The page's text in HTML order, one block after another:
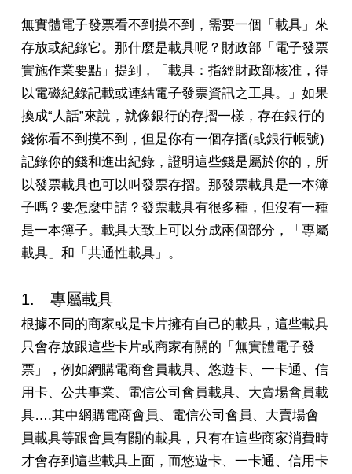
無實體電子發票看不到摸不到，需要一個「載具」來
存放或紀錄它。那什麼是載具呢？財政部「電子發票
實施作業要點」提到，「載具：指經財政部核准，得
以電磁紀錄記載或連結電子發票資訊之工具。」如果
換成“人話”來說，就像銀行的存摺一樣，存在銀行的
錢你看不到摸不到，但是你有一個存摺(或銀行帳號)
記錄你的錢和進出紀錄，證明這些錢是屬於你的，所
以發票載具也可以叫發票存摺。那發票載具是一本簿
子嗎？要怎麼申請？發票載具有很多種，但沒有一種
是一本簿子。載具大致上可以分成兩個部分，「專屬
載具」和「共通性載具」。
1. 專屬載具
根據不同的商家或是卡片擁有自己的載具，這些載具
只會存放跟這些卡片或商家有關的「無實體電子發
票」，例如網購電商會員載具、悠遊卡、一卡通、信
用卡、公共事業、電信公司會員載具、大賣場會員載
具….其中網購電商會員、電信公司會員、大賣場會
員載具等跟會員有關的載具，只有在這些商家消費時
才會存到這些載具上面，而悠遊卡、一卡通、信用卡